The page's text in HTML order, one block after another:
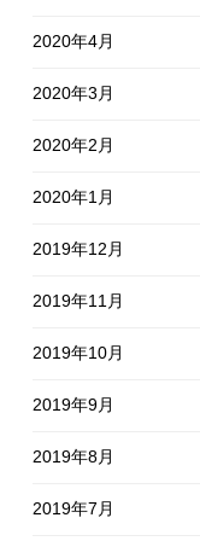
2020年4月
2020年3月
2020年2月
2020年1月
2019年12月
2019年11月
2019年10月
2019年9月
2019年8月
2019年7月